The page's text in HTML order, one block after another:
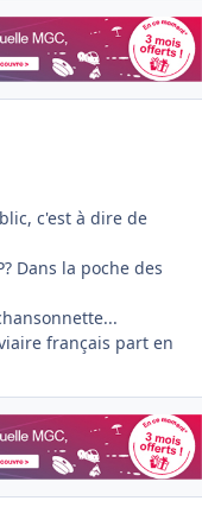
c'est à dire de
Dans la poche des
français part en